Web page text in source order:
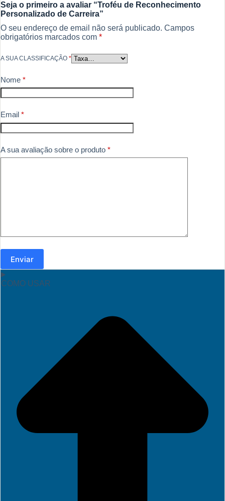
Seja o primeiro a avaliar “Troféu de Reconhecimento
Personalizado de Carreira”
O seu endereço de email não será publicado. Campos
obrigatórios marcados com *
A SUA CLASSIFICAÇÃO *
Nome *
Email *
A sua avaliação sobre o produto *
Enviar
COMO USAR